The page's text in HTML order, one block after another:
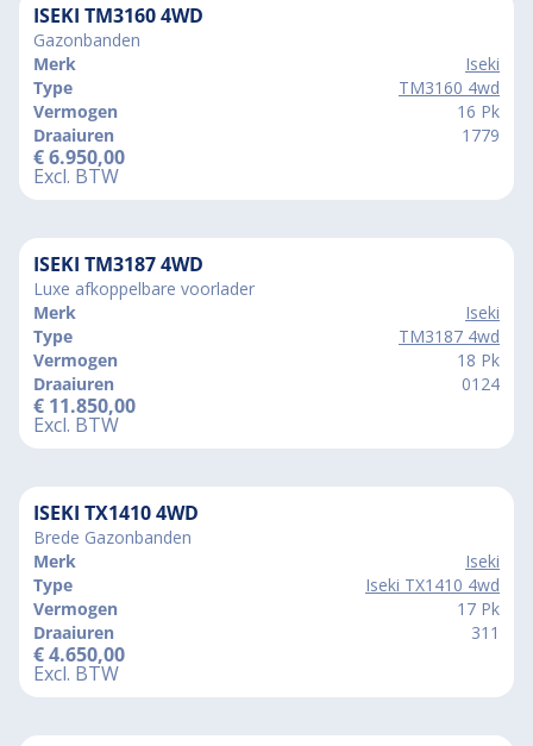
ISEKI TM3160 4WD
Gazonbanden
Merk
Iseki
Type
TM3160 4wd
Vermogen
16 Pk
Draaiuren
1779
€6.950,00
Excl. BTW
ISEKI TM3187 4WD
Luxe afkoppelbare voorlader
Merk
Iseki
Type
TM3187 4wd
Vermogen
18 Pk
Draaiuren
0124
€ 11.850,00
Excl. BTW
ISEKI TX1410 4WD
Brede Gazonbanden
Merk
Iseki
Type
Iseki TX1410 4wd
Vermogen
17 Pk
Draaiuren
311
€4.650,00
Excl. BTW